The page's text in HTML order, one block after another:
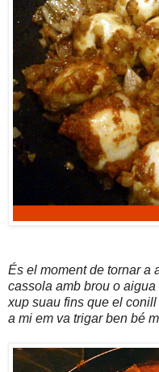
És el moment de tornar a
cassola amb brou o
xup suau fins que el
a mi em va trigar ben bé